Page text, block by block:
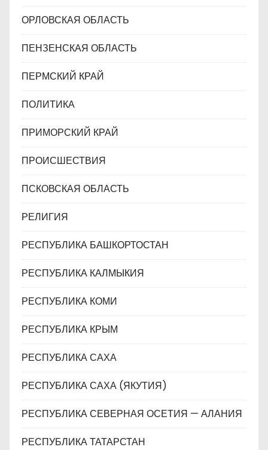
ОРЛОВСКАЯ ОБЛАСТЬ
ПЕНЗЕНСКАЯ ОБЛАСТЬ
ПЕРМСКИЙ КРАЙ
ПОЛИТИКА
ПРИМОРСКИЙ КРАЙ
ПРОИСШЕСТВИЯ
ПСКОВСКАЯ ОБЛАСТЬ
РЕЛИГИЯ
РЕСПУБЛИКА БАШКОРТОСТАН
РЕСПУБЛИКА КАЛМЫКИЯ
РЕСПУБЛИКА КОМИ
РЕСПУБЛИКА КРЫМ
РЕСПУБЛИКА САХА
РЕСПУБЛИКА САХА (ЯКУТИЯ)
РЕСПУБЛИКА СЕВЕРНАЯ ОСЕТИЯ — АЛАНИЯ
РЕСПУБЛИКА ТАТАРСТАН